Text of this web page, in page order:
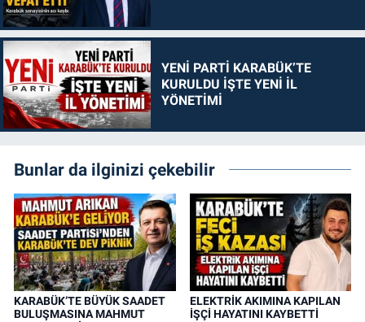
YENİ PARTİ KARABÜK’TE
KURULDU İŞTE YENİ İL
YÖNETİMİ
Bunlar da ilginizi çekebilir
KARABÜK’TE BÜYÜK SAADET
BULUŞMASINA MAHMUT
ELEKTRİK AKIMINA KAPILAN
İŞÇİ HAYATINI KAYBETTİ